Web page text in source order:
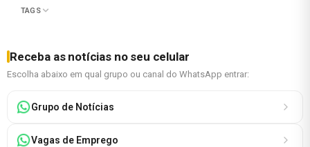
TAGS
Receba as notícias no seu celular
Escolha abaixo em qual grupo ou canal do WhatsApp entrar:
Grupo de Notícias
Vagas de Emprego